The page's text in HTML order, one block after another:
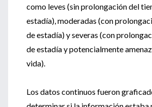
como leves (sin prolongación del
estadía), moderadas (con
de estadía) y severas (con
de estadía y potencialmente
vida).
Los datos continuos fueron